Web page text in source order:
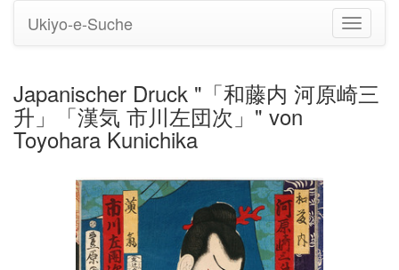
Ukiyo-e-Suche
Japanischer Druck "「和藤内 河原崎三
升」「漢気 市川左団次」" von
Toyohara Kunichika